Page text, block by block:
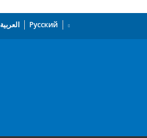
العربية Русский